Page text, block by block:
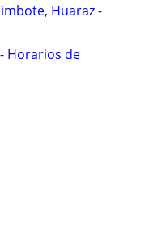
Huaraz -
Horarios de